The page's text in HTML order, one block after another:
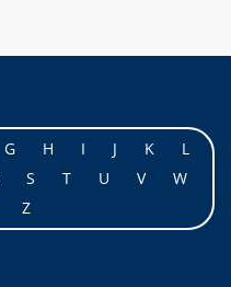
G H I J K
L
S T U V
W
Z